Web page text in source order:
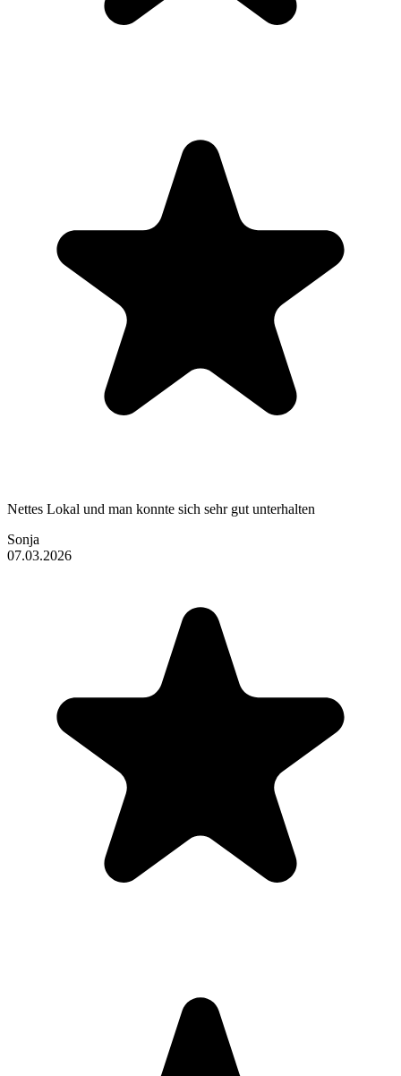
Nettes Lokal und man konnte sich sehr gut unterhalten
Sonja
07.03.2026